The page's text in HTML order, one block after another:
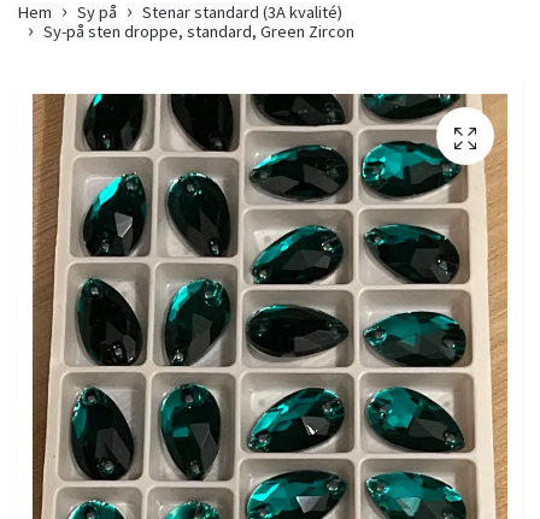
Hem Sy på
Stenar standard (3A kvalité)
Sy-på sten droppe, standard, Green Zircon